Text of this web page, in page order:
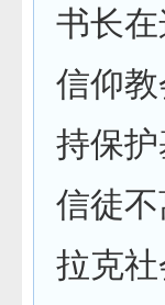
书长
信仰
持保
信徒
拉克